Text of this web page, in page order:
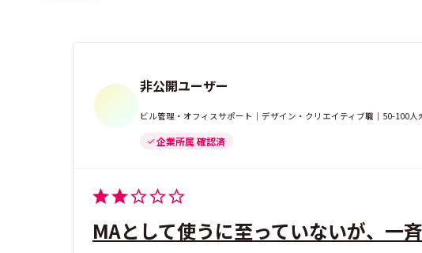
非公開ユーザー
ビル管理・オフィスサポート｜デザイン・クリエイティブ職｜50-100
企業所属 確認済
MAとして使うに至っていないが、一